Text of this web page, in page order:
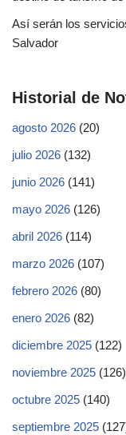
Así serán los
Salvador
Historial de
agosto 2026 (20)
julio 2026 (132)
junio 2026 (141)
mayo 2026 (126)
abril 2026 (114)
marzo 2026 (107)
febrero 2026 (80)
enero 2026 (82)
diciembre 2025 (122)
noviembre 2025 (126)
octubre 2025 (140)
septiembre 2025